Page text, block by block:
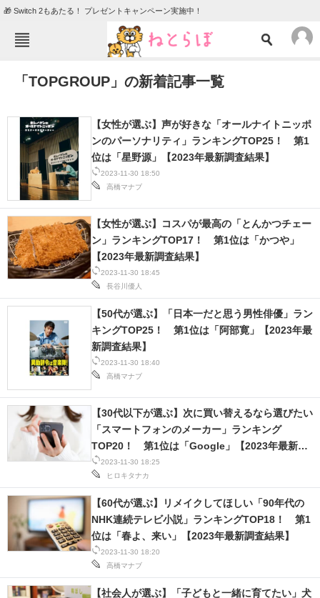
🎁 Switch 2もあたる！ プレゼントキャンペーン実施中！
TOP ニュース
グルメ 地域
住まい
メディア
注目記事を集めた総合ページ
ITの今と未来を見通す
スマホと通信の最新トレンド
進化するPCとデバイスの未来
好きが集まる 比べて選べる
ビジネスと働き方のヒント
AI活用のいまが分かる
企業ITのトレンドを詳説
経営リーダーのコミュニティ
マーケ×ITの今がよく分かる
ITエンジニア向け専門サイト
「TOPGROUP」の新着記事一覧
2023-11-30 18:50
高橋マナブ
【女性が選ぶ】声が好きな「オールナイトニッポ
ンのパーソナリティ」ランキングTOP25！ 第1
位は「星野源」【2023年最新調査結果】
2023-11-30 18:45
長谷川優人
【女性が選ぶ】コスパが最高の「とんかつチェー
ン」ランキングTOP17！ 第1位は「かつや」
【2023年最新調査結果】
2023-11-30 18:40
高橋マナブ
【50代が選ぶ】「日本一だと思う男性俳優」ラン
キングTOP25！ 第1位は「阿部寛」【2023年最
新調査結果】
2023-11-30 18:25
ヒロキタナカ
【30代以下が選ぶ】次に買い替えるなら選びたい
「スマートフォンのメーカー」ランキング
TOP20！ 第1位は「Google」【2023年最新調
査結果】
2023-11-30 18:20
高橋マナブ
【60代が選ぶ】リメイクしてほしい「90年代の
NHK連続テレビ小説」ランキングTOP18！ 第1
位は「春よ、来い」【2023年最新調査結果】
【社会人が選ぶ】「子どもと一緒に育てたい」犬